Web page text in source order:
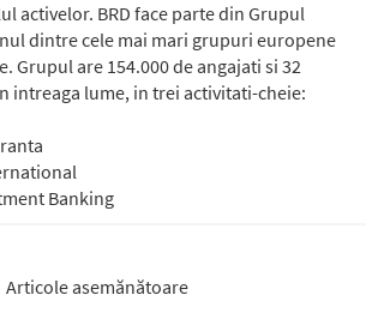
activelor. BRD face parte din Grupul
dintre cele mai mari grupuri europene
Grupul are 154.000 de angajati si 32
intreaga lume, in trei activitati-cheie:
Banking
Articole asemănătoare